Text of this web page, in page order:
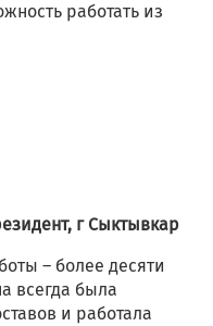
работать из
г Сыктывкар
– более десяти
всегда была
и работала